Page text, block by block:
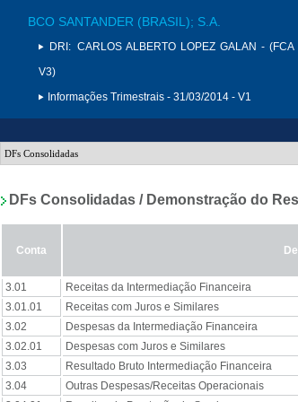
BCO SANTANDER (BRASIL); S.A.
DRI: CARLOS ALBERTO LOPEZ GALAN - (FCA
V3)
Informações Trimestrais - 31/03/2014 - V1